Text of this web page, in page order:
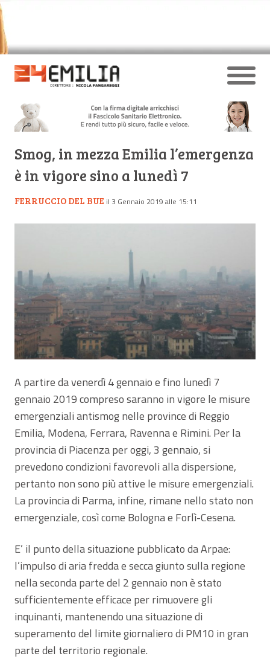
Smog, in mezza Emilia l’emergenza
è in vigore sino a lunedì 7
FERRUCCIO DEL BUE il 3 Gennaio 2019 alle 15:11
A partire da venerdì 4 gennaio e fino lunedì 7
gennaio 2019 compreso saranno in vigore le misure
emergenziali antismog nelle province di Reggio
Emilia, Modena, Ferrara, Ravenna e Rimini. Per la
provincia di Piacenza per oggi, 3 gennaio, si
prevedono condizioni favorevoli alla dispersione,
pertanto non sono più attive le misure emergenziali.
La provincia di Parma, infine, rimane nello stato non
emergenziale, così come Bologna e Forlì-Cesena.
E’ il punto della situazione pubblicato da Arpae:
l’impulso di aria fredda e secca giunto sulla regione
nella seconda parte del 2 gennaio non è stato
sufficientemente efficace per rimuovere gli
inquinanti, mantenendo una situazione di
superamento del limite giornaliero di PM10 in gran
parte del territorio regionale.